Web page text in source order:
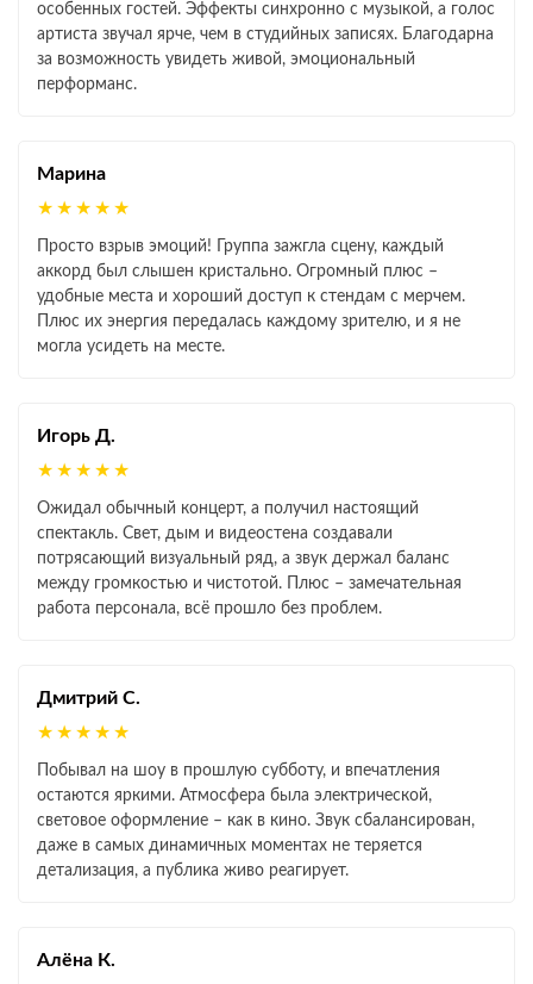
особенных гостей. Эффекты синхронно с музыкой, а голос
артиста звучал ярче, чем в студийных записях. Благодарна
за возможность увидеть живой, эмоциональный
перформанс.
Марина
★★★★★
Просто взрыв эмоций! Группа зажгла сцену, каждый
аккорд был слышен кристально. Огромный плюс –
удобные места и хороший доступ к стендам с мерчем.
Плюс их энергия передалась каждому зрителю, и я не
могла усидеть на месте.
Игорь Д.
★★★★★
Ожидал обычный концерт, а получил настоящий
спектакль. Свет, дым и видеостена создавали
потрясающий визуальный ряд, а звук держал баланс
между громкостью и чистотой. Плюс – замечательная
работа персонала, всё прошло без проблем.
Дмитрий С.
★★★★★
Побывал на шоу в прошлую субботу, и впечатления
остаются яркими. Атмосфера была электрической,
световое оформление – как в кино. Звук сбалансирован,
даже в самых динамичных моментах не теряется
детализация, а публика живо реагирует.
Алёна К.